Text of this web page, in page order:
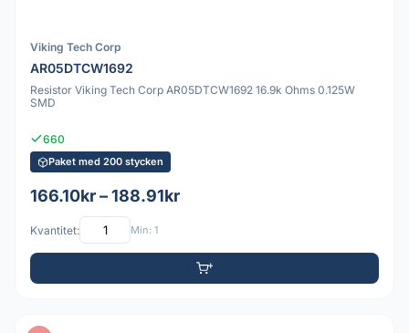
Viking Tech Corp
AR05DTCW1692
Resistor Viking Tech Corp AR05DTCW1692 16.9k Ohms 0.125W
SMD
660
Paket med 200 stycken
166.10kr – 188.91kr
Kvantitet: Min: 1